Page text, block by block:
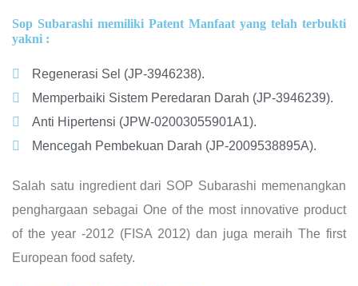
Sop Subarashi memiliki Patent Manfaat yang telah terbukti
yakni :
Regenerasi Sel (JP-3946238).
Memperbaiki Sistem Peredaran Darah (JP-3946239).
Anti Hipertensi (JPW-02003055901A1).
Mencegah Pembekuan Darah (JP-2009538895A).
Salah satu ingredient dari SOP Subarashi memenangkan
penghargaan sebagai One of the most innovative product
of the year -2012 (FISA 2012) dan juga meraih The first
European food safety.